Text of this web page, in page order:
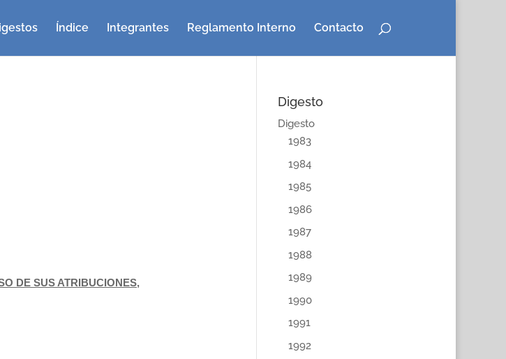
Índice Integrantes Reglamento Interno Contacto
DE SUS ATRIBUCIONES,
Digesto
Digesto
1983
1984
1985
1986
1987
1988
1989
1990
1991
1992